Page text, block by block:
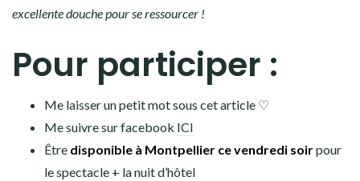
excellente douche pour se ressourcer !
Pour participer :
Me laisser un petit mot sous cet article ♡
Me suivre sur facebook ICI
Être disponible à Montpellier ce vendredi soirpour
le spectacle + la nuit d’hôtel